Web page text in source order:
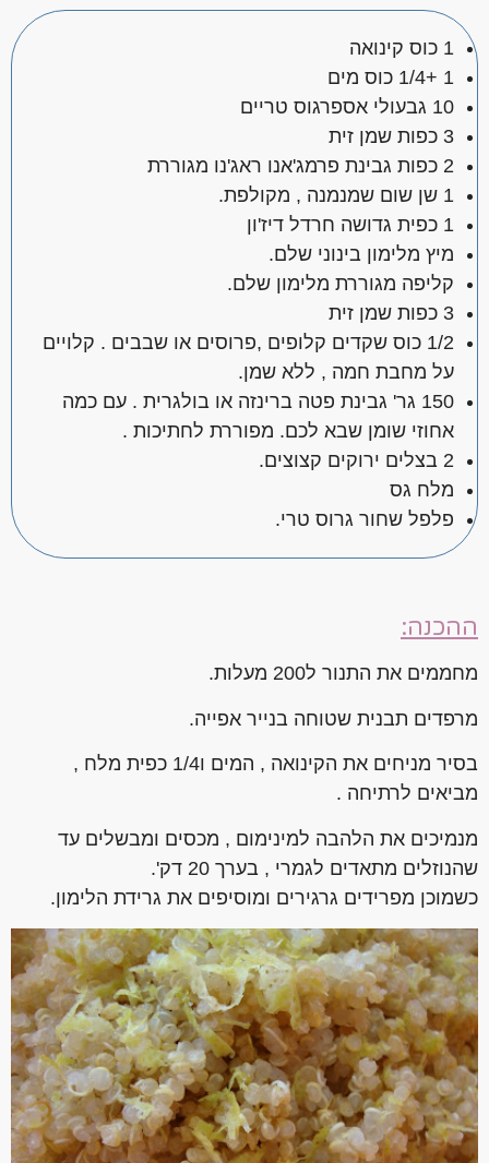
1 כוס קינואה
1 +1/4 כוס מים
10 גבעולי אספרגוס טריים
3 כפות שמן זית
2 כפות גבינת פרמג'אנו ראג'נו מגוררת
1 שן שום שמנמנה , מקולפת.
1 כפית גדושה חרדל דיז'ון
מיץ מלימון בינוני שלם.
קליפה מגוררת מלימון שלם.
3 כפות שמן זית
1/2 כוס שקדים קלופים ,פרוסים או שבבים . קלויים
על מחבת חמה , ללא שמן.
150 גר' גבינת פטה ברינזה או בולגרית . עם כמה
אחוזי שומן שבא לכם. מפוררת לחתיכות .
2 בצלים ירוקים קצוצים.
מלח גס
פלפל שחור גרוס טרי.
ההכנה:
מחממים את התנור ל200 מעלות.
מרפדים תבנית שטוחה בנייר אפייה.
בסיר מניחים את הקינואה , המים ו1/4 כפית מלח ,
מביאים לרתיחה .
מנמיכים את הלהבה למינימום , מכסים ומבשלים עד
שהנוזלים מתאדים לגמרי , בערך 20 דק'.
כשמוכן מפרידים גרגירים ומוסיפים את גרידת הלימון.